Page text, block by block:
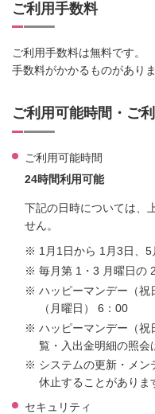
ご利用手数料
ご利用手数料は無料です。
手数料がかかるものがありま
ご利用可能時間・ご
ご利用可能時間
24時間利用可能
下記の日時については、
せん。
※ 1月1日から 1月3日、
※ 毎月第 1・3 月曜日の
※ ハッピーマンデー（祝
（月曜日） 6：00
※ ハッピーマンデー（
覧・入出金明細の照会
※ システムの更新・メン
休止することがありま
セキュリティ